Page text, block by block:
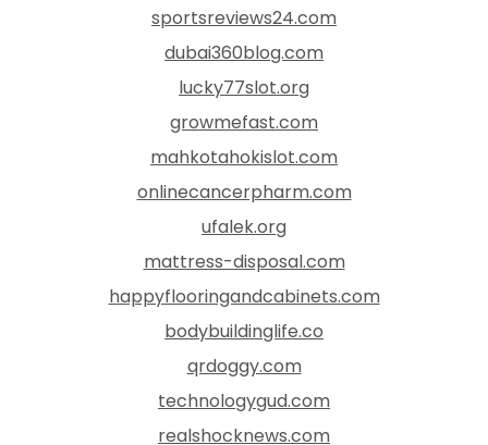
sportsreviews24.com
dubai360blog.com
lucky77slot.org
growmefast.com
mahkotahokislot.com
onlinecancerpharm.com
ufalek.org
mattress-disposal.com
happyflooringandcabinets.com
bodybuildinglife.co
qrdoggy.com
technologygud.com
realshocknews.com